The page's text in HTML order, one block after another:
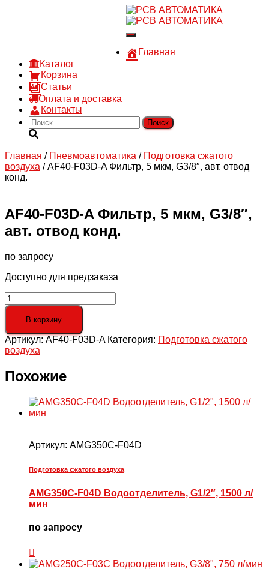
Войти
Переключить
навигацию
Главная
Каталог
Корзина
Статьи
Оплата и доставка
Контакты
Найти:
Главная / Пневмоавтоматика / Подготовка сжатого
воздуха / AF40-F03D-A Фильтр, 5 мкм, G3/8″, авт. отвод
конд.
AF40-F03D-A Фильтр, 5 мкм, G3/8″,
авт. отвод конд.
по запросу
Доступно для предзаказа
Количество
товара
AF40-
F03D-
A
Фильтр,
мкм,
G3/8",
отвод
конд.
В корзину
Артикул: AF40-F03D-A Категория: Подготовка сжатого
воздуха
Похожие
Артикул: AMG350C-F04D
Подготовка сжатого воздуха
AMG350C-F04D Водоотделитель, G1/2″, 1500 л/
мин
по запросу